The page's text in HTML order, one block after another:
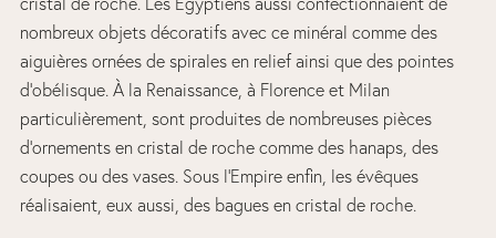
nombreux objets décoratifs avec ce minéral comme des
aiguières ornées de spirales en relief ainsi que des pointes
d’obélisque. À la Renaissance, à Florence et Milan
particulièrement, sont produites de nombreuses pièces
d’ornements en cristal de roche comme des hanaps, des
coupes ou des vases. Sous l’Empire enfin, les évêques
réalisaient, eux aussi, des bagues en cristal de roche.